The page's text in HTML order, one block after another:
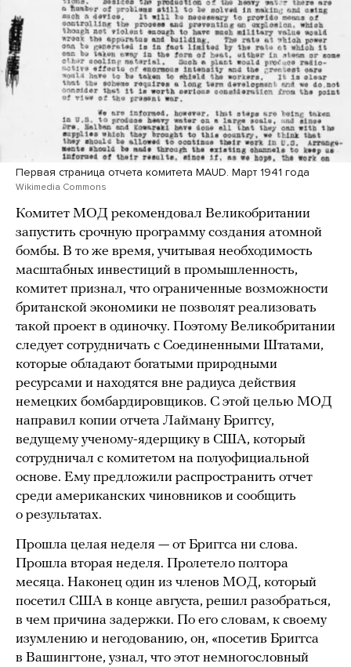
Первая страница отчета комитета MAUD. Март 1941 года
Wikimedia Commons
Комитет МОД рекомендовал Великобритании
запустить срочную программу создания атомной
бомбы. В то же время, учитывая необходимость
масштабных инвестиций в промышленность,
комитет признал, что ограниченные возможности
британской экономики не позволят реализовать
такой проект в одиночку. Поэтому Великобритании
следует сотрудничать с Соединенными Штатами,
которые обладают богатыми природными
ресурсами и находятся вне радиуса действия
немецких бомбардировщиков. С этой целью МОД
направил копии отчета Лайману Бриггсу,
ведущему ученому-ядерщику в США, который
сотрудничал с комитетом на полуофициальной
основе. Ему предложили распространить отчет
среди американских чиновников и сообщить
о результатах.
Прошла целая неделя — от Бриггса ни слова.
Прошла вторая неделя. Пролетело полтора
месяца. Наконец один из членов MОД, который
посетил США в конце августа, решил разобраться,
в чем причина задержки. По его словам, к своему
изумлению и негодованию, он, «посетив Бриггса
в Вашингтоне, узнал, что этот немногословный